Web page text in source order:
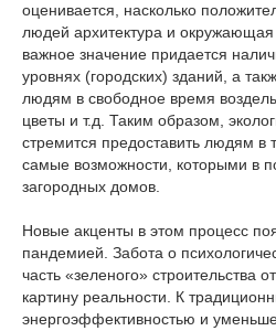
оценивается, насколько
людей архитектура и
важное значение придается
уровнях (городских) зданий, а
людям в свободное время
цветы и т.д. Таким образом,
стремится предоставить людям в
самые возможности, которыми в
загородных домов.
Новые акценты в этом процесс
пандемией. Забота о
часть «зеленого» строительства
картину реальности. К
энергоэффективностью и